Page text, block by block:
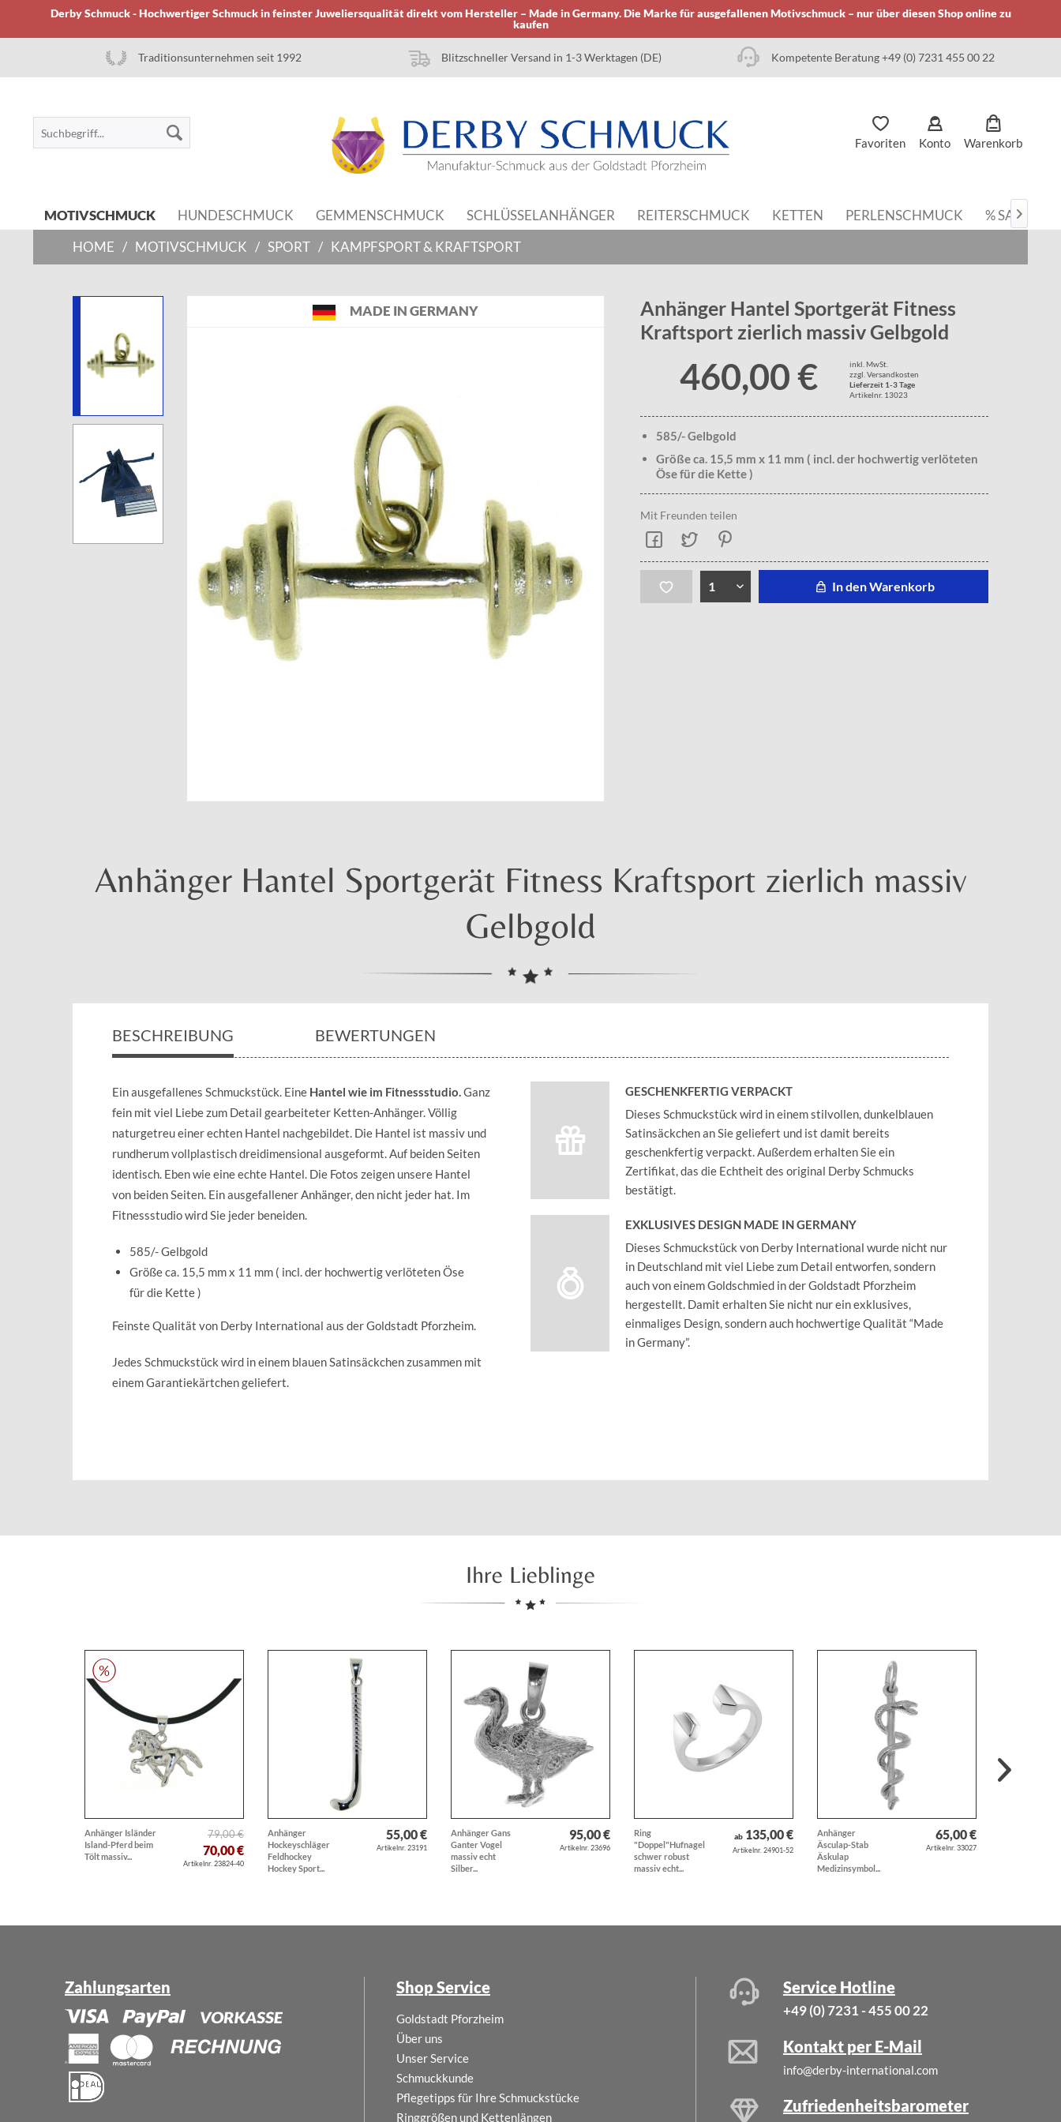
Derby Schmuck - Hochwertiger Schmuck in feinster Juweliersqualität direkt vom Hersteller – Made in Germany. Die Marke für ausgefallenen Motivschmuck – nur über diesen Shop online zu
kaufen
Traditionsunternehmen seit 1992 Blitzschneller Versand in 1-3 Werktagen (DE) Kompetente Beratung +49 (0) 7231 455 00 22
Favoriten Konto Warenkorb
MOTIVSCHMUCK HUNDESCHMUCK GEMMENSCHMUCK SCHLÜSSELANHÄNGER REITERSCHMUCK KETTEN PERLENSCHMUCK % SALE

HOME / MOTIVSCHMUCK / SPORT / KAMPFSPORT & KRAFTSPORT
MADE IN GERMANY
Anhänger Hantel Sportgerät Fitness
Kraftsport zierlich massiv Gelbgold
460,00 €
inkl. MwSt.
zzgl. Versandkosten
Lieferzeit 1-3 Tage
Artikelnr. 13023
585/- Gelbgold
Größe ca. 15,5 mm x 11 mm ( incl. der hochwertig verlöteten
Öse für die Kette )
Mit Freunden teilen
In den Warenkorb
Anhänger Hantel Sportgerät Fitness Kraftsport zierlich massiv
Gelbgold
BESCHREIBUNG BEWERTUNGEN
Ein ausgefallenes Schmuckstück. Eine Hantel wie im Fitnessstudio. Ganz
fein mit viel Liebe zum Detail gearbeiteter Ketten-Anhänger. Völlig
naturgetreu einer echten Hantel nachgebildet. Die Hantel ist massiv und
rundherum vollplastisch dreidimensional ausgeformt. Auf beiden Seiten
identisch. Eben wie eine echte Hantel. Die Fotos zeigen unsere Hantel
von beiden Seiten. Ein ausgefallener Anhänger, den nicht jeder hat. Im
Fitnessstudio wird Sie jeder beneiden.
585/- Gelbgold
Größe ca. 15,5 mm x 11 mm ( incl. der hochwertig verlöteten Öse
für die Kette )
Feinste Qualität von Derby International aus der Goldstadt Pforzheim.
Jedes Schmuckstück wird in einem blauen Satinsäckchen zusammen mit
einem Garantiekärtchen geliefert.
GESCHENKFERTIG VERPACKT
Dieses Schmuckstück wird in einem stilvollen, dunkelblauen
Satinsäckchen an Sie geliefert und ist damit bereits
geschenkfertig verpackt. Außerdem erhalten Sie ein
Zertifikat, das die Echtheit des original Derby Schmucks
bestätigt.
EXKLUSIVES DESIGN MADE IN GERMANY
Dieses Schmuckstück von Derby International wurde nicht nur
in Deutschland mit viel Liebe zum Detail entworfen, sondern
auch von einem Goldschmied in der Goldstadt Pforzheim
hergestellt. Damit erhalten Sie nicht nur ein exklusives,
einmaliges Design, sondern auch hochwertige Qualität “Made
in Germany”.
Ihre Lieblinge
Anhänger Isländer
Island-Pferd beim
Tölt massiv...
79,00 €
70,00 €
Artikelnr. 23824-40
Anhänger
Hockeyschläger
Feldhockey
Hockey Sport...
55,00 €
Artikelnr. 23191
Anhänger Gans
Ganter Vogel
massiv echt
Silber...
95,00 €
Artikelnr. 23696
Ring
"Doppel"Hufnagel
schwer robust
massiv echt...
ab 135,00 €
Artikelnr. 24901-52
Anhänger
Äsculap-Stab
Äskulap
Medizinsymbol...
65,00 €
Artikelnr. 33027
Zahlungsarten Shop Service
Goldstadt Pforzheim
Über uns
Unser Service
Schmuckkunde
Pflegetipps für Ihre Schmuckstücke
Ringgrößen und Kettenlängen
Service Hotline
+49 (0) 7231 - 455 00 22
Kontakt per E-Mail
info@derby-international.com
Zufriedenheitsbarometer